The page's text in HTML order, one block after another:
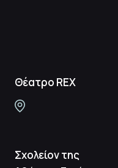
Θέατρο REX
Σχολείον της